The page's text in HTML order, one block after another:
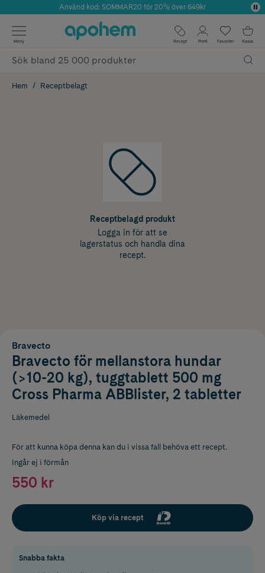
Årets Butik 2025 inom Skönhet
Använd kod: SOMMAR20 för 20% över 649kr
✓ Fri frakt
✓ Poäng på alla köp*
Meny Recept Profil Favoriter Kassa
Hem Receptbelagt
Receptbelagd produkt
Logga in för att se
lagerstatus och handla dina
recept.
Bravecto
Bravecto för mellanstora hundar
(>10-20 kg), tuggtablett 500 mg
Cross Pharma ABBlister, 2 tabletter
Läkemedel
För att kunna köpa denna kan du i vissa fall behöva ett recept.
Ingår ej i förmån
550 kr
Köp via recept
Snabba fakta